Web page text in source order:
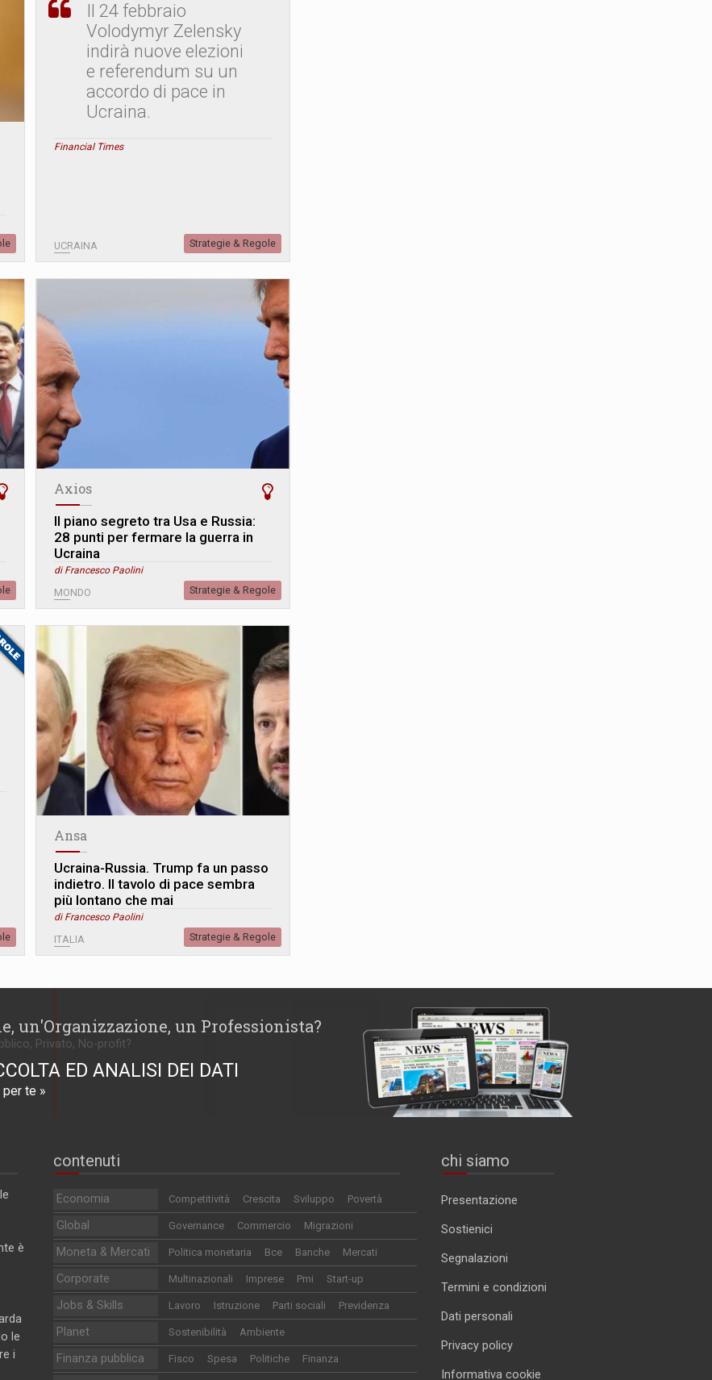
Il 24 febbraio
Volodymyr Zelensky
indirà nuove elezioni
e referendum su un
accordo di pace in
Ucraina.
Financial Times
UCRAINA Strategie & Regole
Axios
Il piano segreto tra Usa e Russia:
28 punti per fermare la guerra in
Ucraina
di Francesco Paolini
MONDO Strategie & Regole
Ansa
Ucraina-Russia. Trump fa un passo
indietro. Il tavolo di pace sembra
più lontano che mai
di Francesco Paolini
ITALIA Strategie & Regole
un'Organizzazione, un Professionista?
Privato, No-profit?
ED ANALISI DEI DATI
te »
è
le
i
contenuti
Economia Competitività Crescita Sviluppo Povertà
Global Governance Commercio Migrazioni
Moneta & Mercati Politica monetaria Bce Banche Mercati
Corporate Multinazionali Imprese Pmi Start-up
Jobs & Skills Lavoro Istruzione Parti sociali Previdenza
Planet Sostenibilità Ambiente
Finanza pubblica Fisco Spesa Politiche Finanza
chi siamo
Presentazione
Sostienici
Segnalazioni
Termini e condizioni
Dati personali
Privacy policy
Informativa cookie